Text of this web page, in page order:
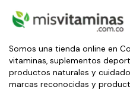
Somos una tienda online en
vitaminas, suplementos
productos naturales y
marcas reconocidas y